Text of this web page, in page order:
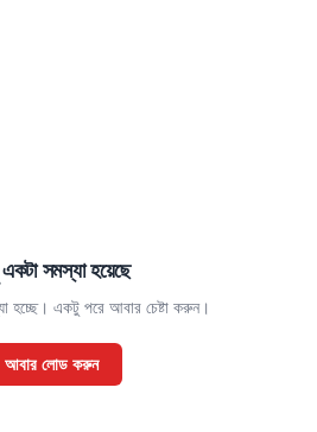
সমস্যা হয়েছে
হচ্ছে। একটু পরে আবার চেষ্টা করুন।
আবার লোড করুন